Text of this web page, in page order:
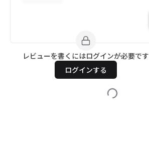
レビューを書くにはログインが必要です
ログインする